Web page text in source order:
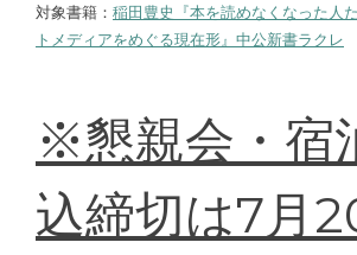
対象書籍： 稲田豊史『本を読めなくなった人
トメディアをめぐる現在形』中公新書ラクレ
※懇親会・宿
込締切は7月